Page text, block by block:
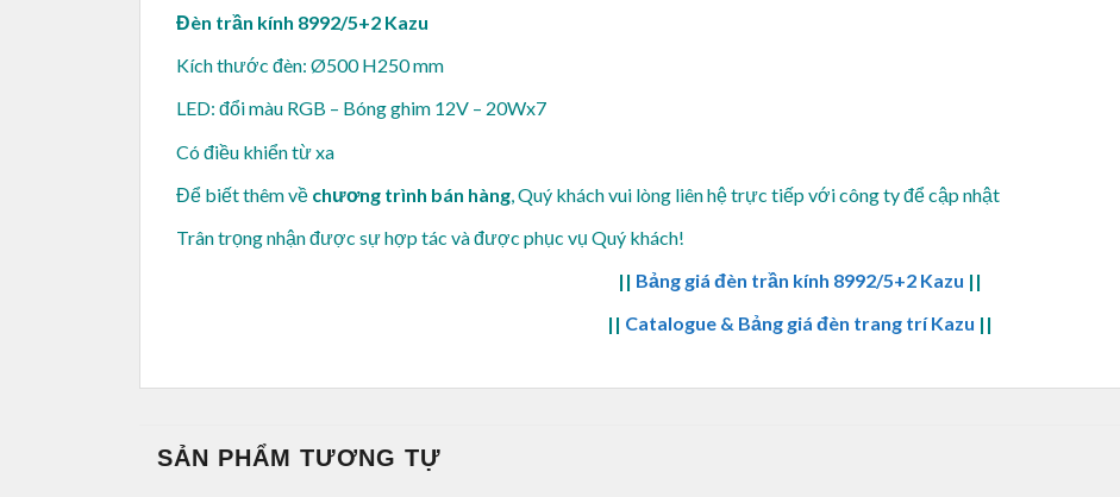
Đèn trần kính 8992/5+2 Kazu
Kích thước đèn: Ø500 H250 mm
LED: đổi màu RGB – Bóng ghim 12V – 20Wx7
Có điều khiển từ xa
Để biết thêm về chương trình bán hàng , Quý khách vui lòng liên hệ trực tiếp với công ty để cập nhật
Trân trọng nhận được sự hợp tác và được phục vụ Quý khách!
|| Bảng giá đèn trần kính 8992/5+2 Kazu ||
|| Catalogue & Bảng giá đèn trang trí Kazu ||
SẢN PHẨM TƯƠNG TỰ